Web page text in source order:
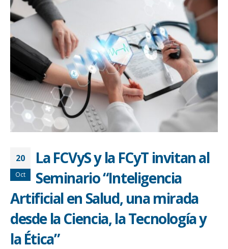
20
Oct
La FCVyS y la FCyT invitan al
Seminario “Inteligencia
Artificial en Salud, una mirada
desde la Ciencia, la Tecnología y
la Ética”